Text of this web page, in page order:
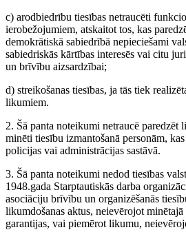
c) arodbiedrību tiesības netraucēti
ierobežojumiem, atskaitot tos, kas
demokrātiskā sabiedrībā nepieciešami
sabiedriskās kārtības interesēs vai citu
un brīvību aizsardzībai;
d) streikošanas tiesības, ja tās tiek
likumiem.
2. Šā panta noteikumi netraucē paredzēt
minēti tiesību izmantošanā personām,
policijas vai administrācijas sastāvā.
3. Šā panta noteikumi nedod tiesības
1948.gada Starptautiskās darba
asociāciju brīvību un organizēšanās
likumdošanas aktus, neievērojot
garantijas, vai piemērot likumu,